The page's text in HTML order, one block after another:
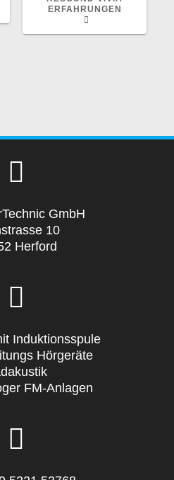
ERFAHRUNGEN
GmbH
10
Herford
Induktionsspule
Hörgeräte
FM-Anlagen